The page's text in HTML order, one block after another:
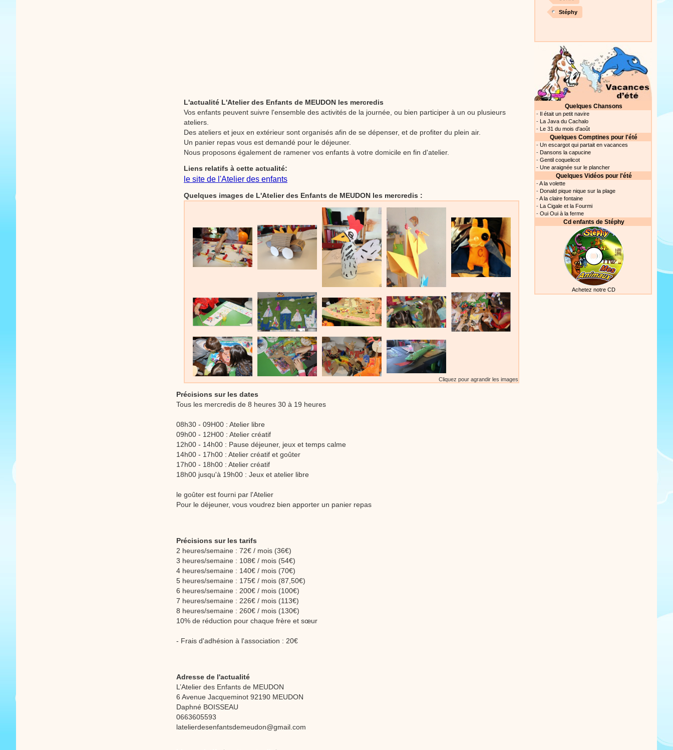
L'actualité L'Atelier des Enfants de MEUDON les mercredis
Vos enfants peuvent suivre l'ensemble des activités de la journée, ou bien participer à un ou plusieurs
ateliers.
Des ateliers et jeux en extérieur sont organisés afin de se dépenser, et de profiter du plein air.
Un panier repas vous est demandé pour le déjeuner.
Nous proposons également de ramener vos enfants à votre domicile en fin d'atelier.
Liens relatifs à cette actualité:
le site de l'Atelier des enfants
Quelques images de L'Atelier des Enfants de MEUDON les mercredis :
Cliquez pour agrandir les images
Précisions sur les dates
Tous les mercredis de 8 heures 30 à 19 heures
08h30 - 09H00 : Atelier libre
09h00 - 12H00 : Atelier créatif
12h00 - 14h00 : Pause déjeuner, jeux et temps calme
14h00 - 17h00 : Atelier créatif et goûter
17h00 - 18h00 : Atelier créatif
18h00 jusqu'à 19h00 : Jeux et atelier libre
le goûter est fourni par l'Atelier
Pour le déjeuner, vous voudrez bien apporter un panier repas
Précisions sur les tarifs
2 heures/semaine : 72€ / mois (36€)
3 heures/semaine : 108€ / mois (54€)
4 heures/semaine : 140€ / mois (70€)
5 heures/semaine : 175€ / mois (87,50€)
6 heures/semaine : 200€ / mois (100€)
7 heures/semaine : 226€ / mois (113€)
8 heures/semaine : 260€ / mois (130€)
10% de réduction pour chaque frère et sœur
- Frais d'adhésion à l'association : 20€
Adresse de l'actualité
L’Atelier des Enfants de MEUDON
6 Avenue Jacqueminot 92190 MEUDON
Daphné BOISSEAU
0663605593
latelierdesenfantsdemeudon@gmail.com
Stéphy
Quelques Chansons
- Il était un petit navire
- La Java du Cachalo
- Le 31 du mois d'août
Quelques Comptines pour l'été
- Un escargot qui partait en vacances
- Dansons la capucine
- Gentil coquelicot
- Une araignée sur le plancher
Quelques Vidéos pour l'été
-A la volette
- Donald pique nique sur la plage
-A la claire fontaine
- La Cigale et la Fourmi
- Oui Oui à la ferme
Cd enfants de Stéphy
Achetez notre CD